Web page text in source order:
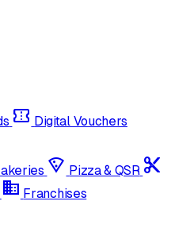
confirmation_number Digital Vouchers
local_pizza Pizza & QSR content_cut
domain Franchises